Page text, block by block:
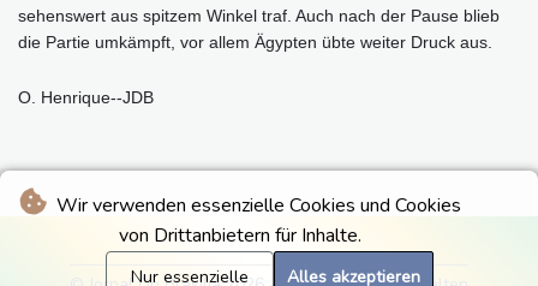
Wir verwenden essenzielle Cookies und Cookies
von Drittanbietern für Inhalte.
Nur essenzielle Alles akzeptieren
sehenswert aus spitzem Winkel traf. Auch nach der Pause blieb
die Partie umkämpft, vor allem Ägypten übte weiter Druck aus.
O. Henrique--JDB